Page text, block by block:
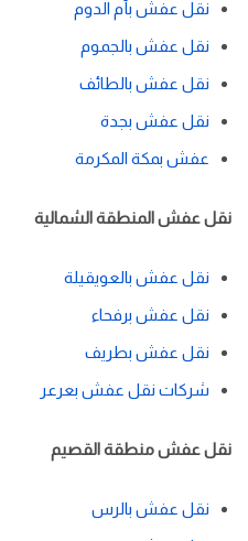
نقل عفش بأم الدوم
نقل عفش بالجموم
نقل عفش بالطائف
نقل عفش بجدة
عفش بمكة المكرمة
نقل عفش المنطقة الشمالية
نقل عفش بالعويقيلة
نقل عفش برفحاء
نقل عفش بطريف
شركات نقل عفش بعرعر
نقل عفش منطقة القصيم
نقل عفش بالرس